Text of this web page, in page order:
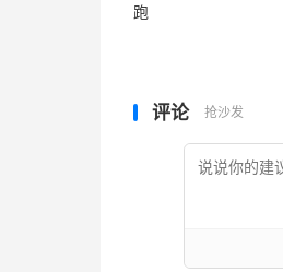
跑
评论 抢沙发